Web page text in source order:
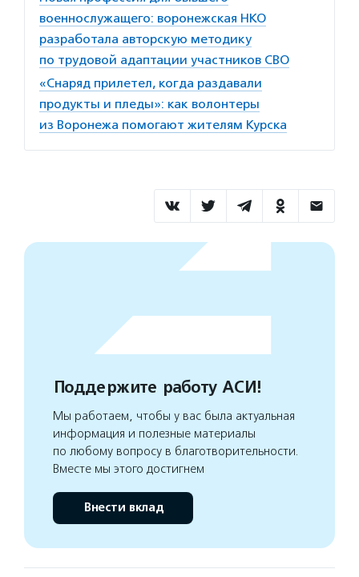
военнослужащего: воронежская НКО
разработала авторскую методику
по трудовой адаптации участников СВО
«Снаряд прилетел, когда раздавали
продукты и пледы»: как волонтеры
из Воронежа помогают жителям Курска
Поддержите работу АСИ!
Мы работаем, чтобы у вас была актуальная
информация и полезные материалы
по любому вопросу в благотворительности.
Вместе мы этого достигнем
Внести вклад